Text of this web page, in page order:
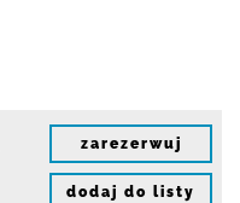
zarezerwuj
dodaj do listy